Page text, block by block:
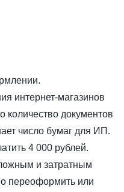
интернет-магазинов
количество документов
число бумаг для ИП.
4 000 рублей.
и затратным
переоформить или